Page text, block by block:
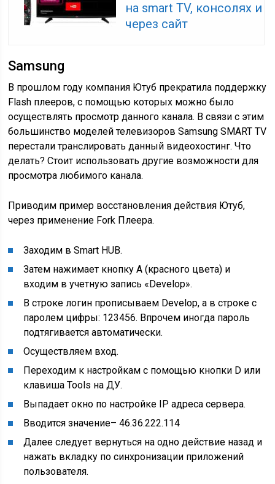
на smart TV, консолях и
через сайт
Samsung
В прошлом году компания Ютуб прекратила поддержку
Flash плееров, с помощью которых можно было
осуществлять просмотр данного канала. В связи с этим
большинство моделей телевизоров Samsung SMART TV
перестали транслировать данный видеохостинг. Что
делать? Стоит использовать другие возможности для
просмотра любимого канала.
Приводим пример восстановления действия Ютуб,
через применение Fork Плеера.
Заходим в Smart HUB.
Затем нажимает кнопку A (красного цвета) и
входим в учетную запись «Develop».
В строке логин прописываем Develop, а в строке с
паролем цифры: 123456. Впрочем иногда пароль
подтягивается автоматически.
Осуществляем вход.
Переходим к настройкам с помощью кнопки D или
клавиша Tools на ДУ.
Выпадает окно по настройке IP адреса сервера.
Вводится значение– 46.36.222.114
Далее следует вернуться на одно действие назад и
нажать вкладку по синхронизации приложений
пользователя.